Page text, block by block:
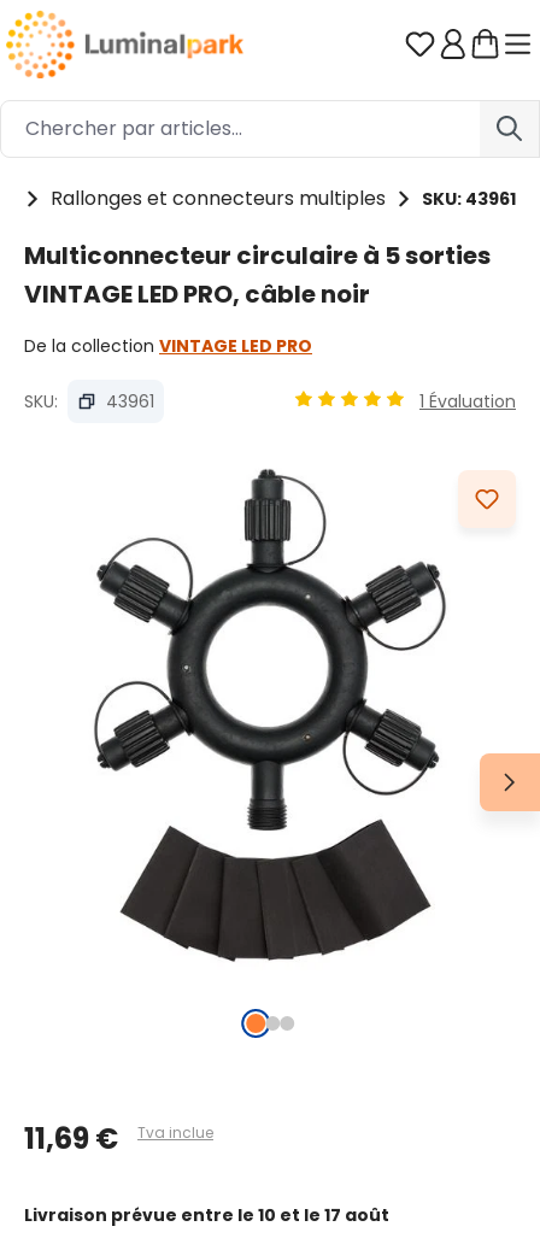
Passer au contenu principal Vous avez
Rallonges et connecteurs multiples SKU: 43961
Multiconnecteur circulaire à 5 sorties
VINTAGE LED PRO, câble noir
De la collection VINTAGE LED PRO
SKU: 43961 1 Évaluation
11,69 € Tva inclue
Livraison prévue entre le 10 et le 17 août